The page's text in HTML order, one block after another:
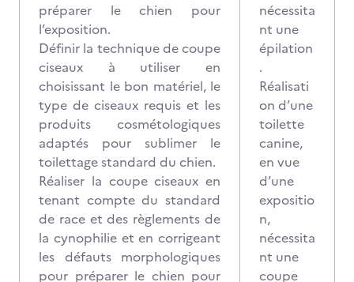
préparer le chien pour
l’exposition.
Définir la technique de coupe
ciseaux à utiliser en
choisissant le bon matériel, le
type de ciseaux requis et les
produits cosmétologiques
adaptés pour sublimer le
toilettage standard du chien.
Réaliser la coupe ciseaux en
tenant compte du standard
de race et des règlements de
la cynophilie et en corrigeant
les défauts morphologiques
pour préparer le chien pour
nécessita
nt une
épilation
.
Réalisati
on d’une
toilette
canine,
en vue
d’une
expositio
n,
nécessita
nt une
coupe